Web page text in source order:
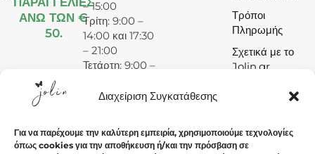
Διαχείριση Συγκατάθεσης
Για να παρέχουμε την καλύτερη εμπειρία, χρησιμοποιούμε τεχνολογίες
όπως cookies για την αποθήκευση ή/και την πρόσβαση σε
ΑΝΩ ΤΩΝ €
50.
– 15:00
Τρίτη: 9:00 –
14:00 και 17:30
– 21:00
Τετάρτη: 9:00 –
Πέμπτη: 9:00 –
Παρασκευή:
Τρόποι
Πληρωμής
Σχετικά με το
Jolin.gr